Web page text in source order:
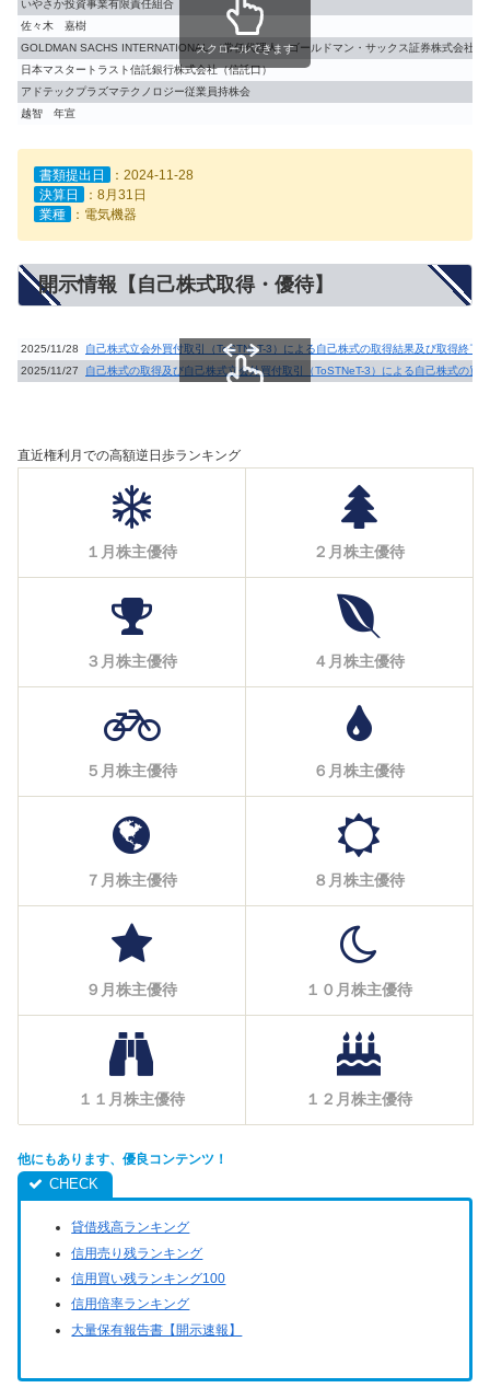
いやさか投資事業有限責任組合
佐々木 嘉樹
GOLDMAN SACHS INTERNATIONAL （常任代理人 ゴールドマン・サックス証券株式会社）
日本マスタートラスト信託銀行株式会社（信託口）
アドテックプラズマテクノロジー従業員持株会
越智 年宣
スクロールできます
書類提出日
：2024-11-28
決算日
：8月31日
業種
：電気機器
開示情報【自己株式取得・優待】
2025/11/28
自己株式立会外買付取引（ToSTNeT-3）による自己株式の取得結果及び取得終了
2025/11/27
自己株式の取得及び自己株式立会外買付取引（ToSTNeT-3）による自己株式の買
直近権利月での高額逆日歩ランキング
１月株主優待 ２月株主優待
３月株主優待 ４月株主優待
５月株主優待 ６月株主優待
７月株主優待 ８月株主優待
９月株主優待 １０月株主優待
１１月株主優待 １２月株主優待
他にもあります、優良コンテンツ！
貸借残高ランキング
信用売り残ランキング
信用買い残ランキング100
信用倍率ランキング
大量保有報告書【開示速報】